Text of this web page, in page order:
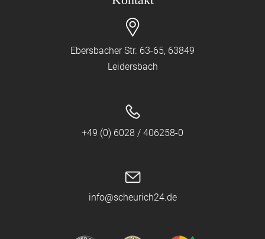
Ebersbacher Str. 63-65, 63849
Leidersbach
+49 (0) 6028 / 406258-0
info@scheurich24.de